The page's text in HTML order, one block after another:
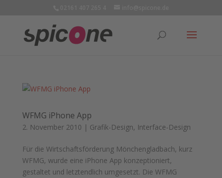
WFMG iPhone App
2. November 2010 | Grafik-Design, Interface-Design
Für die Wirtschaftsförderung Mönchengladbach, kurz
WFMG, wurde eine iPhone App konzeptioniert,
gestaltet und letztendlich umgesetzt. Die WFMG